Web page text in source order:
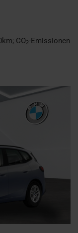
; CO2-Emissionen